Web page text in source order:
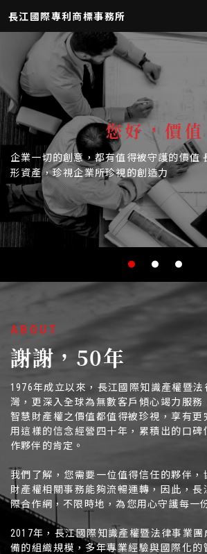
長江國際專利商標事務所
您好，價值
企業一切的創意，都有值得被守護的價值
形資產，珍視企業所珍視的創造力
ABOUT
謝謝，50年
1976年成立以來，長江國際知識產權暨
灣，更深入全球為無數客戶傾心竭力服務
智慧財產權之價值都值得被珍視，享有更
用這樣的信念經營四十年，累積出的口碑
作夥伴的肯定。
我們了解，您需要一位值得信任的夥伴，
財產權相關事務能夠流暢運轉，因此，長
際合作網，不限時地，為您用心守護每一
2017年，長江國際知識產權暨法律事業
備的組織規模，多年專業經驗與國際化的